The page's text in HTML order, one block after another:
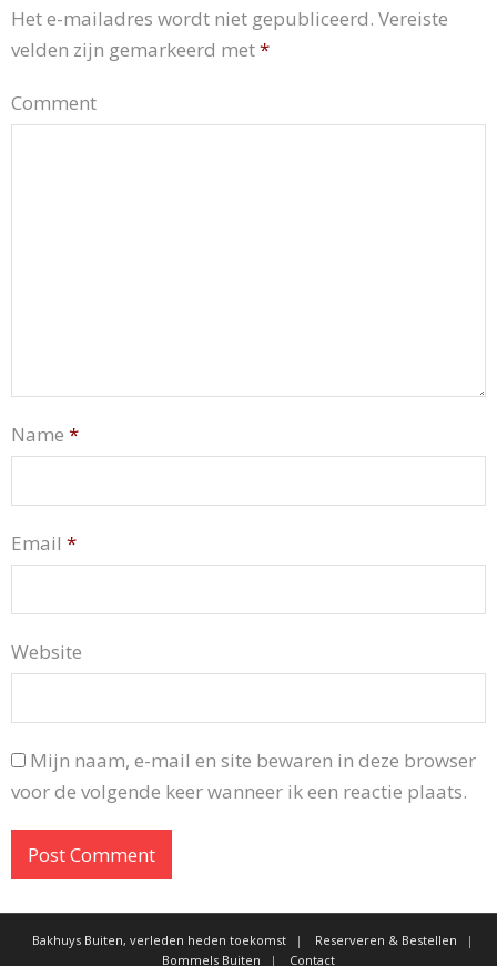
Het e-mailadres wordt niet gepubliceerd. Vereiste
velden zijn gemarkeerd met*
Comment
Name *
Email *
Website
Mijn naam, e-mail en site bewaren in deze browser
voor de volgende keer wanneer ik een reactie plaats.
Bakhuys Buiten, verleden heden toekomst
Reserveren & Bestellen
Bommels Buiten
Contact